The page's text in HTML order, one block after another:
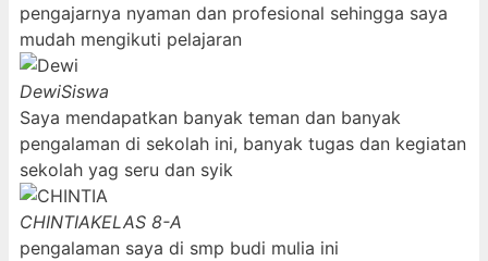
pengajarnya nyaman dan profesional sehingga saya
mudah mengikuti pelajaran
DewiSiswa
Saya mendapatkan banyak teman dan banyak
pengalaman di sekolah ini, banyak tugas dan kegiatan
sekolah yag seru dan syik
CHINTIAKELAS 8-A
pengalaman saya di smp budi mulia ini